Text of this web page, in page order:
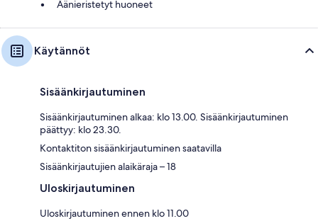
Äänieristetyt huoneet
Käytännöt
Sisäänkirjautuminen
Sisäänkirjautuminen alkaa: klo 13.00. Sisäänkirjautuminen
päättyy: klo 23.30.
Kontaktiton sisäänkirjautuminen saatavilla
Sisäänkirjautujien alaikäraja – 18
Uloskirjautuminen
Uloskirjautuminen ennen klo 11.00